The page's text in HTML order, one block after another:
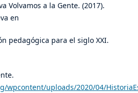
Volvamos a la Gente. (2017).
en
pedagógica para el siglo XXI.
wpcontent/uploads/2020/04/